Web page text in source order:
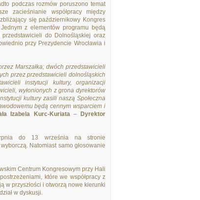
podczas rozmów poruszono temat
zacieśnianie współpracy między
się październikowy Kongres
Jednym z elementów programu będą
do Dolnośląskiej oraz
przy Prezydencie Wrocławia i
Marszałka; dwóch przedstawicieli
przez przedstawicieli dolnośląskich
instytucji kultury, organizacji
wyłonionych z grona dyrektorów
kultury zasili naszą Społeczna
będą cennym wsparciem i
Izabela Kurc-Kuriata–
Dyrektor
do 13 września na stronie
Natomiast samo głosowanie
Centrum Kongresowym przy Hali
które we współpracy z
w przyszłości i otworzą nowe kierunki
w dyskusji.